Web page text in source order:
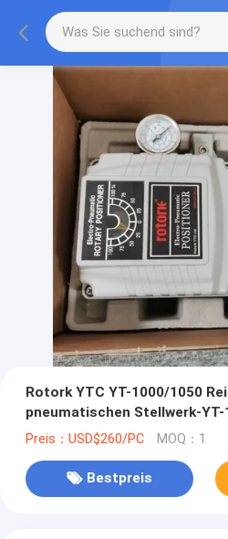
Rotork YTC YT-1000/1050
pneumatischen Stellwerk-YT-
Preis：USD$260/PC MOQ：1
Bestpreis